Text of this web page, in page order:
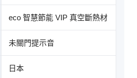
eco 智慧節能 VIP 真空斷熱材
未關門提示音
日本